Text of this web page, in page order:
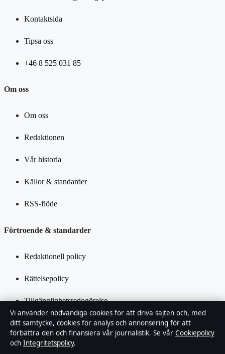
Kontaktsida
Tipsa oss
+46 8 525 031 85
Om oss
Om oss
Redaktionen
Vår historia
Källor & standarder
RSS-flöde
Förtroende & standarder
Redaktionell policy
Rättelsepolicy
Tillgänglighetsredogörelse
Integritetspolicy
Kändisar & integritet
Vi använder nödvändiga cookies för att driva sajten och, med
ditt samtycke, cookies för analys och annonsering för att
förbättra den och finansiera vår journalistik. Se vår Cookiepolicy
och Integritetspolicy.